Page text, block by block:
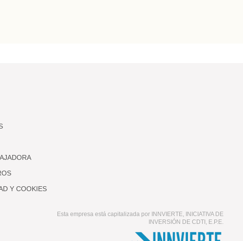
Y COOKIES
Esta empresa está capitalizada por INNVIERTE, INICIATIVA DE
INVERSIÓN DE CDTI, E.P.E.